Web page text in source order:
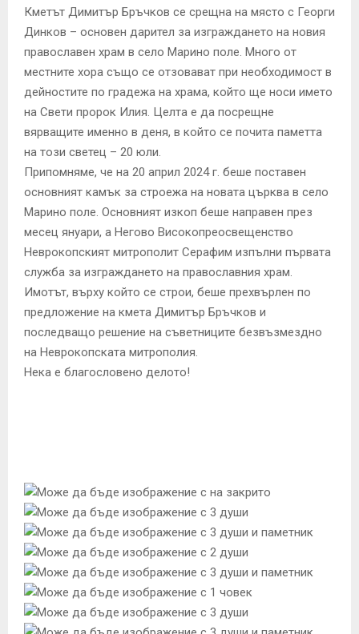
Кметът Димитър Бръчков се срещна на място с Георги
Динков – основен дарител за изграждането на новия
православен храм в село Марино поле. Много от
местните хора също се отзовават при необходимост в
дейностите по градежа на храма, който ще носи името
на Свети пророк Илия. Целта е да посрещне
вярващите именно в деня, в който се почита паметта
на този светец – 20 юли.
Припомняме, че на 20 април 2024 г. беше поставен
основният камък за строежа на новата църква в село
Марино поле. Основният изкоп беше направен през
месец януари, а Негово Високопреосвещенство
Неврокопският митрополит Серафим изпълни първата
служба за изграждането на православния храм.
Имотът, върху който се строи, беше прехвърлен по
предложение на кмета Димитър Бръчков и
последващо решение на съветниците безвъзмездно
на Неврокопската митрополия.
Нека е благословено делото!